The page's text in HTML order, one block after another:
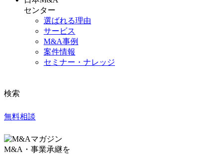
センター
選ばれる理由
サービス
M&A事例
案件情報
セミナー・ナレッジ
検索
無料相談
M&A・事業承継を